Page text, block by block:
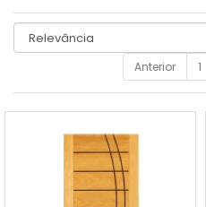
Portas
Faixa
Anterior 1